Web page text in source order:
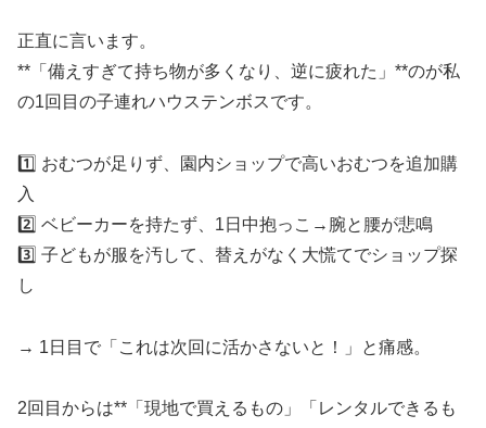
正直に言います。
**「備えすぎて持ち物が多くなり、逆に疲れた」**のが私
の1回目の子連れハウステンボスです。
1️⃣ おむつが足りず、園内ショップで高いおむつを追加購
入
2️⃣ ベビーカーを持たず、1日中抱っこ→腕と腰が悲鳴
3️⃣ 子どもが服を汚して、替えがなく大慌てでショップ探
し
→ 1日目で「これは次回に活かさないと！」と痛感。
2回目からは**「現地で買えるもの」「レンタルできるも